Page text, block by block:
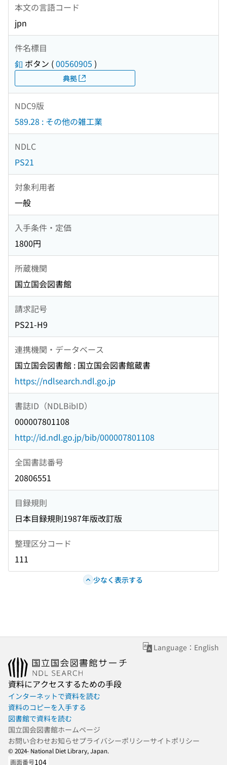
本文の言語コード
jpn
件名標目
釦 ボタン (00560905 )
典拠
NDC9版
589.28 : その他の雑工業
NDLC
PS21
対象利用者
一般
入手条件・定価
1800円
所蔵機関
国立国会図書館
請求記号
PS21-H9
連携機関・データベース
国立国会図書館 : 国立国会図書館蔵書
https://ndlsearch.ndl.go.jp
書誌ID（NDLBibID）
000007801108
http://id.ndl.go.jp/bib/000007801108
全国書誌番号
20806551
目録規則
日本目録規則1987年版改訂版
整理区分コード
111
少なく表示する
Language：English
資料にアクセスするための手段
インターネットで資料を読む
資料のコピーを入手する
図書館で資料を読む
国立国会図書館ホームページ
お問い合わせお知らせプライバシーポリシーサイトポリシー
© 2024- National Diet Library, Japan.
画面番号104